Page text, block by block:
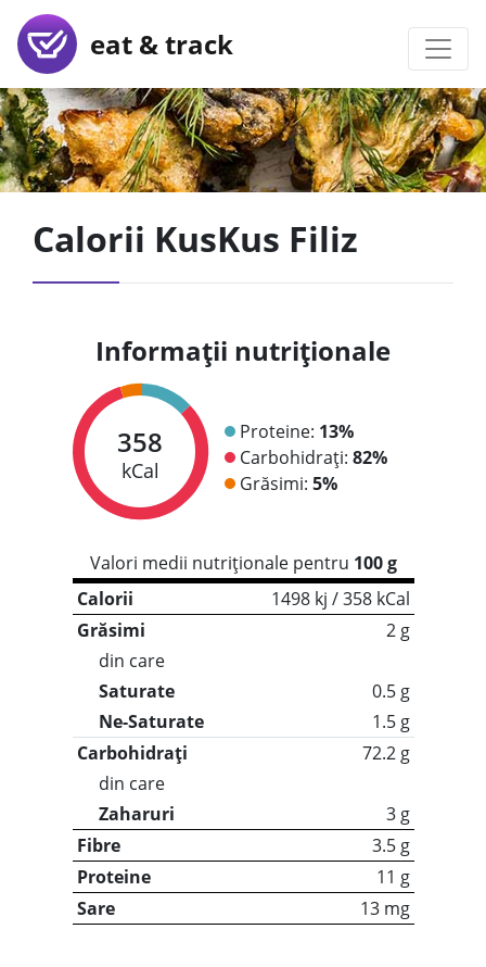
eat & track
Calorii KusKus Filiz
Informații nutriționale
358
kCal
Proteine: 13%
Carbohidrați: 82%
Grăsimi: 5%
Valori medii nutriționale pentru 100 g
Calorii
1498 kj / 358 kCal
Grăsimi
2 g
din care
Saturate
0.5 g
Ne-Saturate
1.5 g
Carbohidrați
72.2 g
din care
Zaharuri
3 g
Fibre
3.5 g
Proteine
11 g
Sare
13 mg